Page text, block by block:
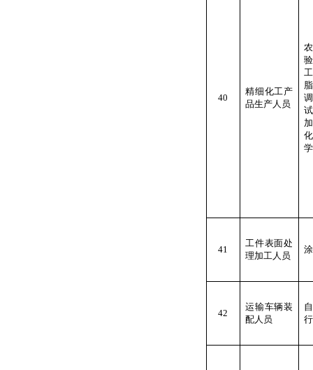
40
精细化工产
品生产人员
41
工件表面处
理加工人员
42
运输车辆装
配人员